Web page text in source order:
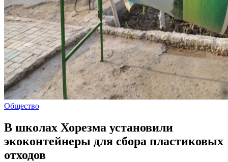
Общество
В школах Хорезма установили
экоконтейнеры для сбора пластиковых
отходов